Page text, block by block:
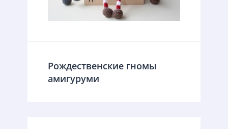
Рождественские гномы
амигуруми